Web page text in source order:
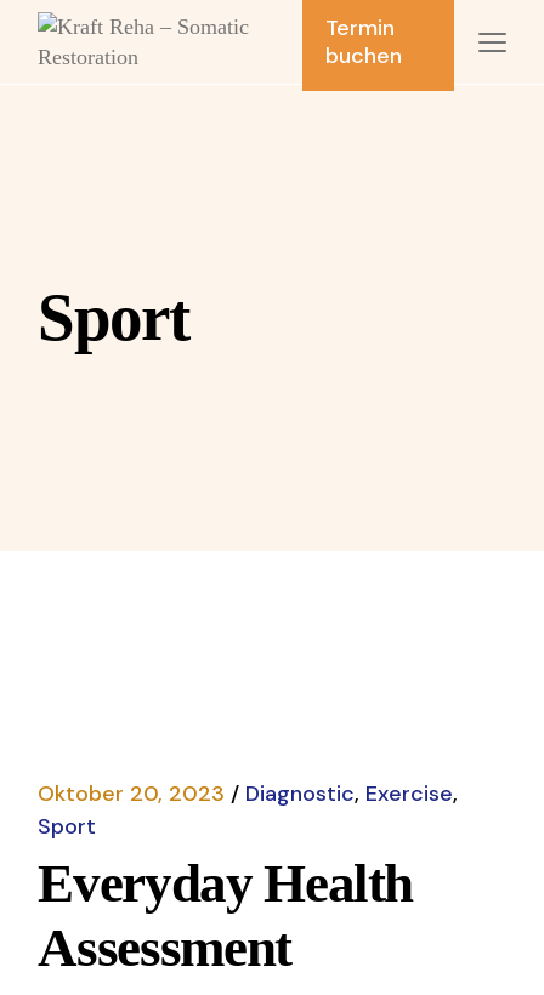
Skip
Termin
buchen
Sport
Oktober 20, 2023 Diagnostic Exercise
Sport
Everyday Health
Assessment